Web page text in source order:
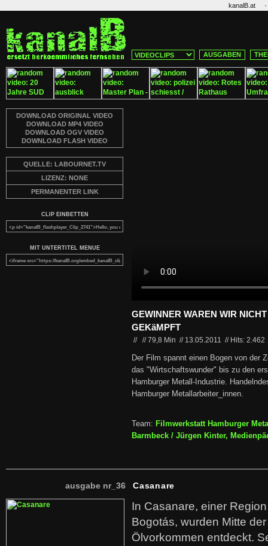
kanalB.at ·
AUSGABEN
DOWNLOAD ORIGINAL VIDEO
DOWNLOAD MP4 VIDEO
DOWNLOAD OGV VIDEO
DOWNLOAD FLASH VIDEO
QUELLE: LABOURNET.TV
LIZENZ: NONE
PERMANENTER LINK
CLIP EINBETTEN
MIT UNTERTITEL MENUE
GEWINNER WAREN WIR
GEKäMPFT
// //79,8 Min // 13.05.2011 // Hits: 2.462
Der Film spannt einen Bogen von der
das "Wirtschaftswunder" bis zu den
Hamburger Metall-Industrie.
Hamburger Metallarbeiter_innen.
Team: Filmwerkstatt Hamburger
Barmbeck / Jürgen Kinter,
ausgabe nr_36 Casanare
In Casanare, einer
Bogotás, wurden Mitte
Ölvorkommen entdeckt.